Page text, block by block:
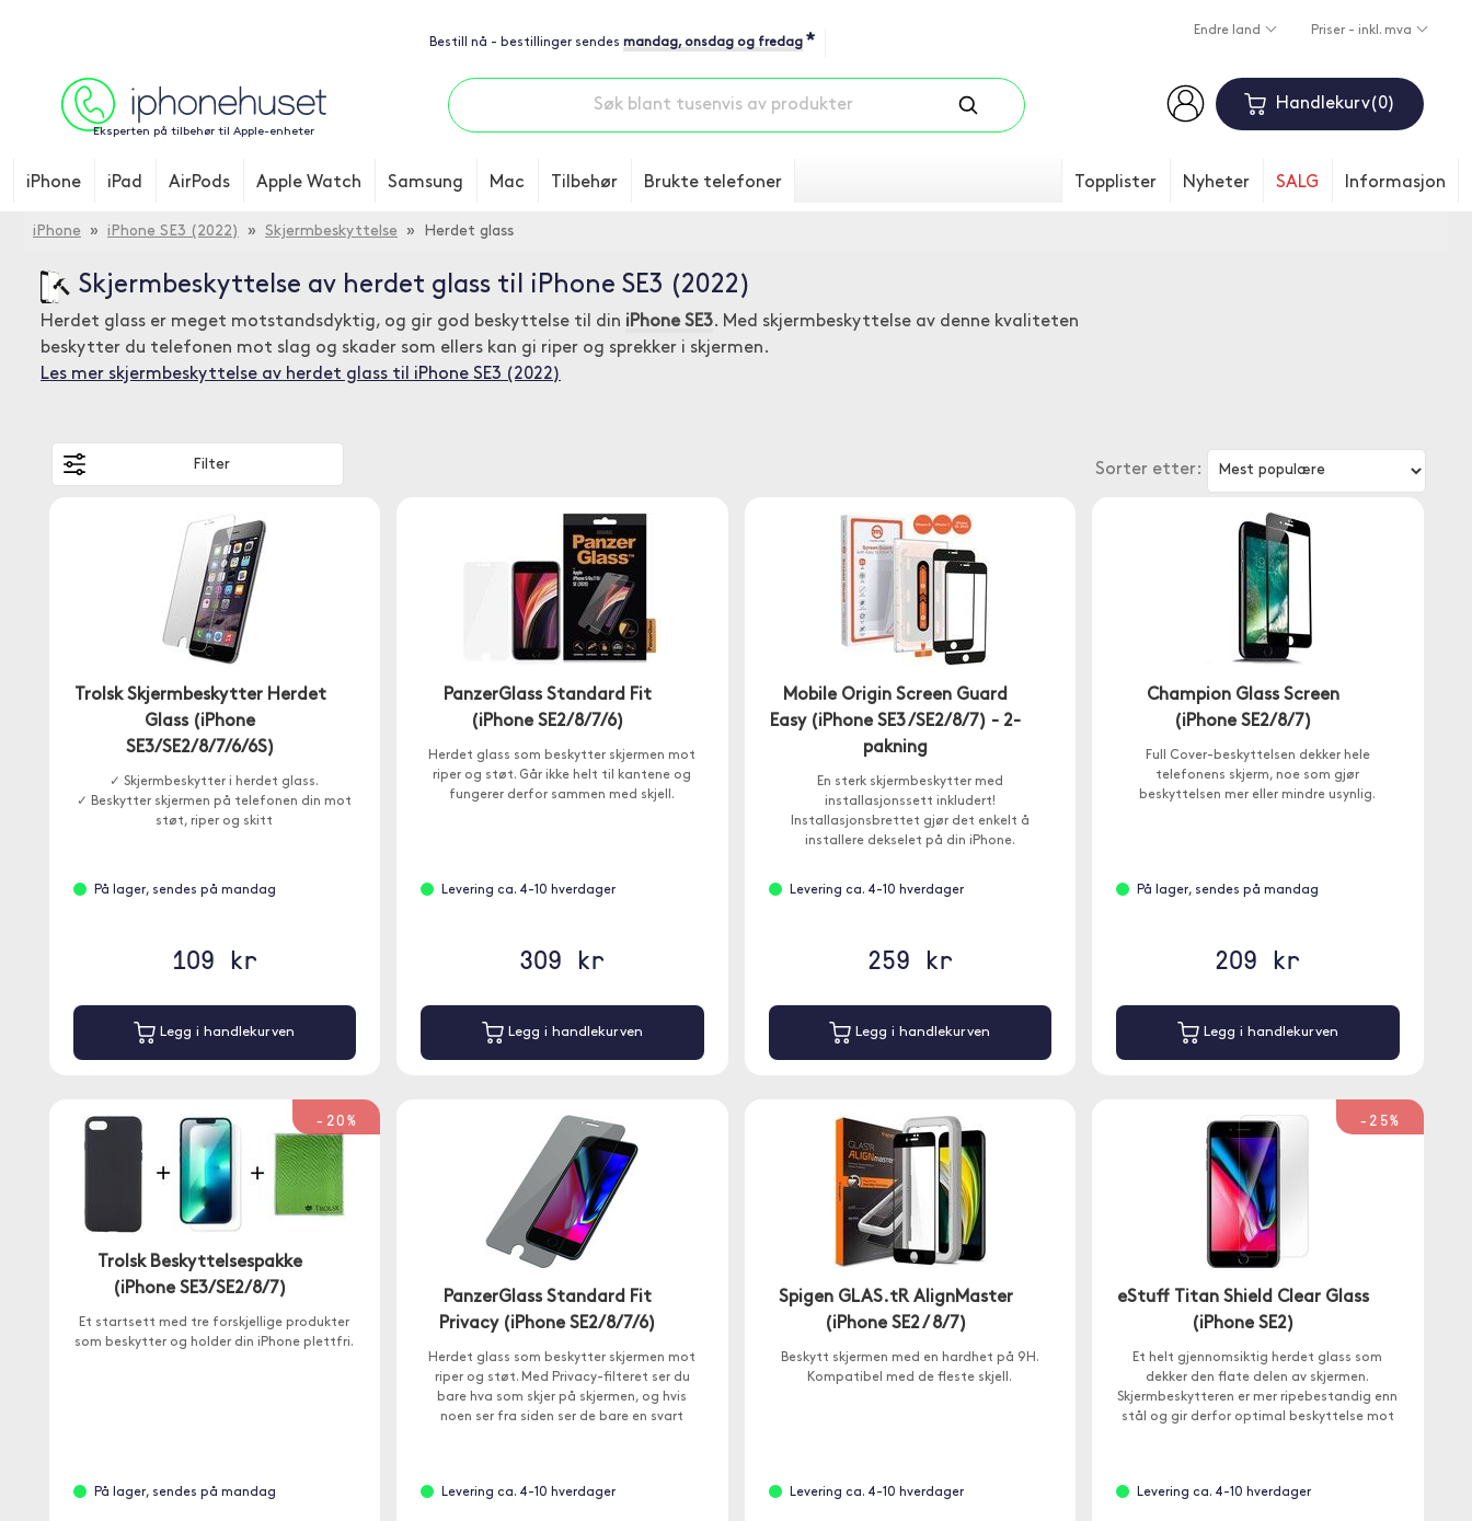
Bestill nå - bestillinger sendes mandag, onsdag og fredag *
Endre land Priser - inkl. mva
Eksperten på tilbehør til Apple-enheter
Handlekurv 0
iPhone iPad AirPods Apple Watch Samsung Mac Tilbehør Brukte telefoner Topplister Nyheter SALG Informasjon
iPhone » iPhone SE3 (2022) » Skjermbeskyttelse » Herdet glass
Skjermbeskyttelse av herdet glass til iPhone SE3 (2022)
Herdet glass er meget motstandsdyktig, og gir god beskyttelse til din iPhone SE3. Med skjermbeskyttelse av denne kvaliteten
beskytter du telefonen mot slag og skader som ellers kan gi riper og sprekker i skjermen.
Les mer skjermbeskyttelse av herdet glass til iPhone SE3 (2022)
Sorter etter:
Filter
Trolsk Skjermbeskytter Herdet
Glass (iPhone
SE3/SE2/8/7/6/6S)
✓ Skjermbeskytter i herdet glass.
✓ Beskytter skjermen på telefonen din mot
støt, riper og skitt
På lager, sendes på mandag
109 kr
Legg i handlekurven
PanzerGlass Standard Fit
(iPhone SE2/8/7/6)
Herdet glass som beskytter skjermen mot
riper og støt. Går ikke helt til kantene og
fungerer derfor sammen med skjell.
Levering ca. 4-10 hverdager
309 kr
Legg i handlekurven
Mobile Origin Screen Guard
Easy (iPhone SE3 /SE2/8/7) - 2-
pakning
En sterk skjermbeskytter med
installasjonssett inkludert!
Installasjonsbrettet gjør det enkelt å
installere dekselet på din iPhone.
Levering ca. 4-10 hverdager
259 kr
Legg i handlekurven
Champion Glass Screen
(iPhone SE2/8/7)
Full Cover-beskyttelsen dekker hele
telefonens skjerm, noe som gjør
beskyttelsen mer eller mindre usynlig.
På lager, sendes på mandag
209 kr
Legg i handlekurven
-20%
Trolsk Beskyttelsespakke
(iPhone SE3/SE2/8/7)
Et startsett med tre forskjellige produkter
som beskytter og holder din iPhone plettfri.
På lager, sendes på mandag
PanzerGlass Standard Fit
Privacy (iPhone SE2/8/7/6)
Herdet glass som beskytter skjermen mot
riper og støt. Med Privacy-filteret ser du
bare hva som skjer på skjermen, og hvis
noen ser fra siden ser de bare en svart
Levering ca. 4-10 hverdager
Spigen GLAS.tR AlignMaster
(iPhone SE2 / 8/7)
Beskytt skjermen med en hardhet på 9H.
Kompatibel med de fleste skjell.
Levering ca. 4-10 hverdager
-25%
eStuff Titan Shield Clear Glass
(iPhone SE2)
Et helt gjennomsiktig herdet glass som
dekker den flate delen av skjermen.
Skjermbeskytteren er mer ripebestandig enn
stål og gir derfor optimal beskyttelse mot
Levering ca. 4-10 hverdager